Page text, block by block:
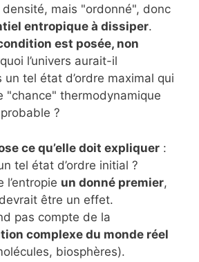
mais "ordonné", donc
entropique à dissiper.
est posée, non
l’univers aurait-il
un tel état d’ordre maximal qui
"chance" thermodynamique
?
ce qu’elle doit expliquer :
tel état d’ordre initial ?
l’entropie un donné premier,
être un effet.
pas compte de la
complexe du monde réel
biosphères).